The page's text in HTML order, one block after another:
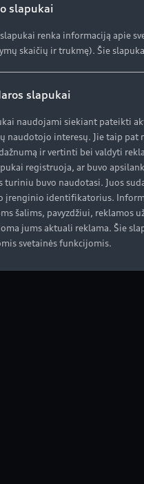
savo erdvę.
savitą dizainą ir
slapukai
renka informaciją apie
skaičių ir trukmę). Šie
slapukai
naudojami siekiant pateikti
naudotojo interesų. Jie taip
ir vertinti bei valdyti
registruoja, ar buvo
turiniu buvo naudotasi. Juos
įrenginio identifikatorius.
šalims, pavyzdžiui, reklamos
jums aktuali reklama. Šie
svetainės funkcijomis.